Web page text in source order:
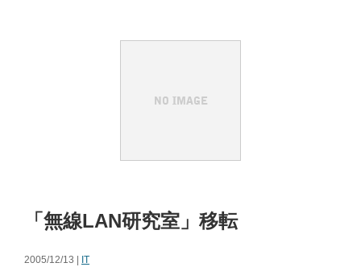
「無線LAN研究室」移転
2005/12/13 | IT